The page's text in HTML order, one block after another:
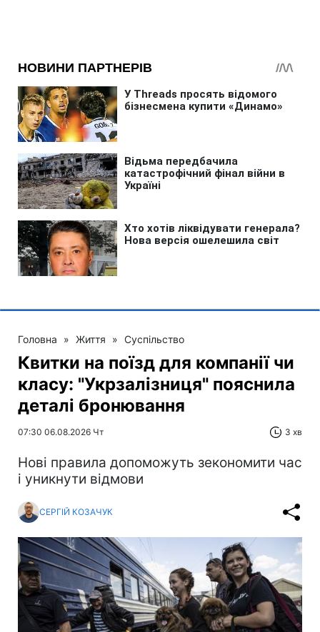
Головна » Життя » Суспільство
Квитки на поїзд для компанії чи
класу: "Укрзалізниця" пояснила
деталі бронювання
07:30 06.08.2026 Чт 3 хв
Нові правила допоможуть зекономити час
і уникнути відмови
СЕРГІЙ КОЗАЧУК